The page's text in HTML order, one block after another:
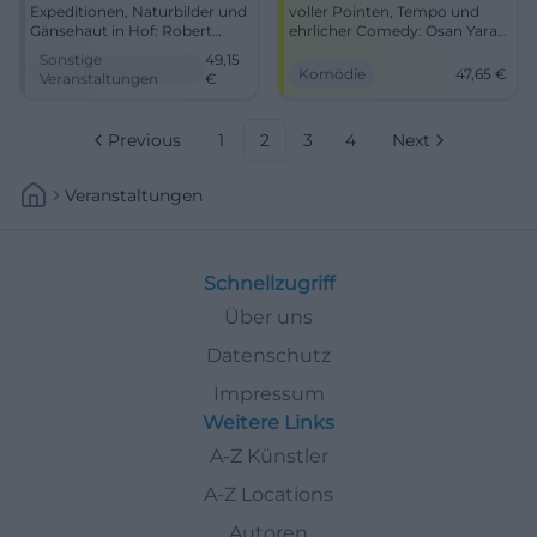
Expeditionen, Naturbilder und
Gänsehaut in Hof: Robert
Marc Lehmann zeigt Mission
Erde Live mit starken
Geschichten. 17.11.2026, ab
Sonstige
Veranstaltungen
49,15
€
voller Pointen, Tempo und
ehrlicher Comedy: Osan Yaran
18.11.2026, ab 47,65 €.
Komödie 47,65 €
Previous 1 2 3 4 Next
Veranstaltungen
Schnellzugriff
Über uns
Datenschutz
Impressum
Weitere Links
A-Z Künstler
A-Z Locations